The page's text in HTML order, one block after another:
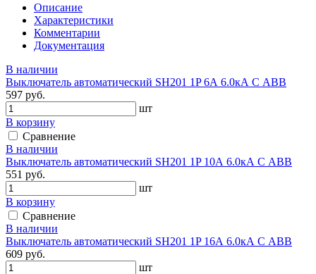
Описание
Характеристики
Комментарии
Документация
В наличии
Выключатель автоматический SH201 1P 6А 6.0кА С АВВ
597 руб.
шт
В корзину
Сравнение
В наличии
Выключатель автоматический SH201 1P 10А 6.0кА С АВВ
551 руб.
шт
В корзину
Сравнение
В наличии
Выключатель автоматический SH201 1P 16А 6.0кА С АВВ
609 руб.
шт